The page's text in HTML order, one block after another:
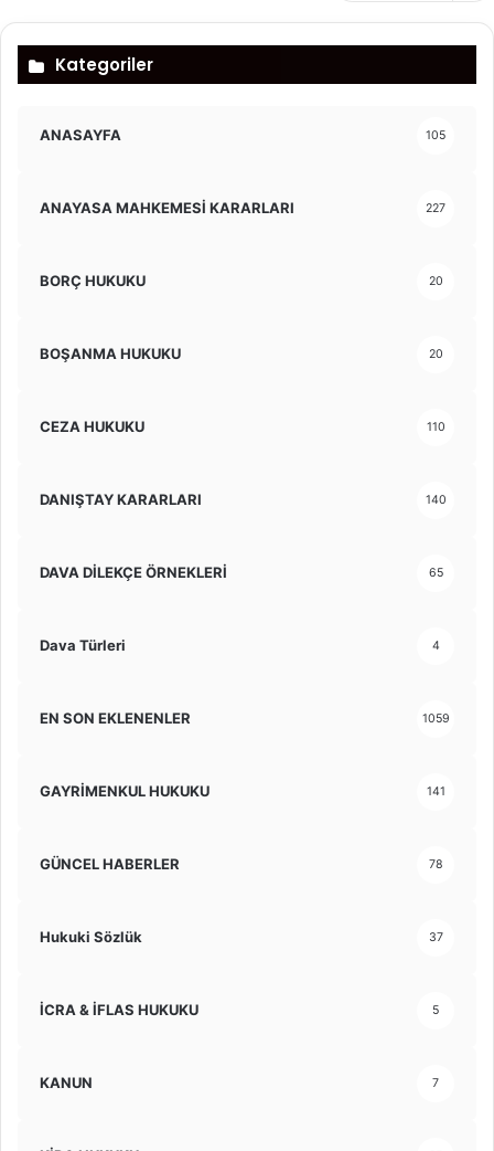
Kategoriler
ANASAYFA 105
ANAYASA MAHKEMESİ KARARLARI 227
BORÇ HUKUKU 20
BOŞANMA HUKUKU 20
CEZA HUKUKU 110
DANIŞTAY KARARLARI 140
DAVA DİLEKÇE ÖRNEKLERİ 65
Dava Türleri 4
EN SON EKLENENLER 1059
GAYRİMENKUL HUKUKU 141
GÜNCEL HABERLER 78
Hukuki Sözlük 37
İCRA & İFLAS HUKUKU 5
KANUN 7